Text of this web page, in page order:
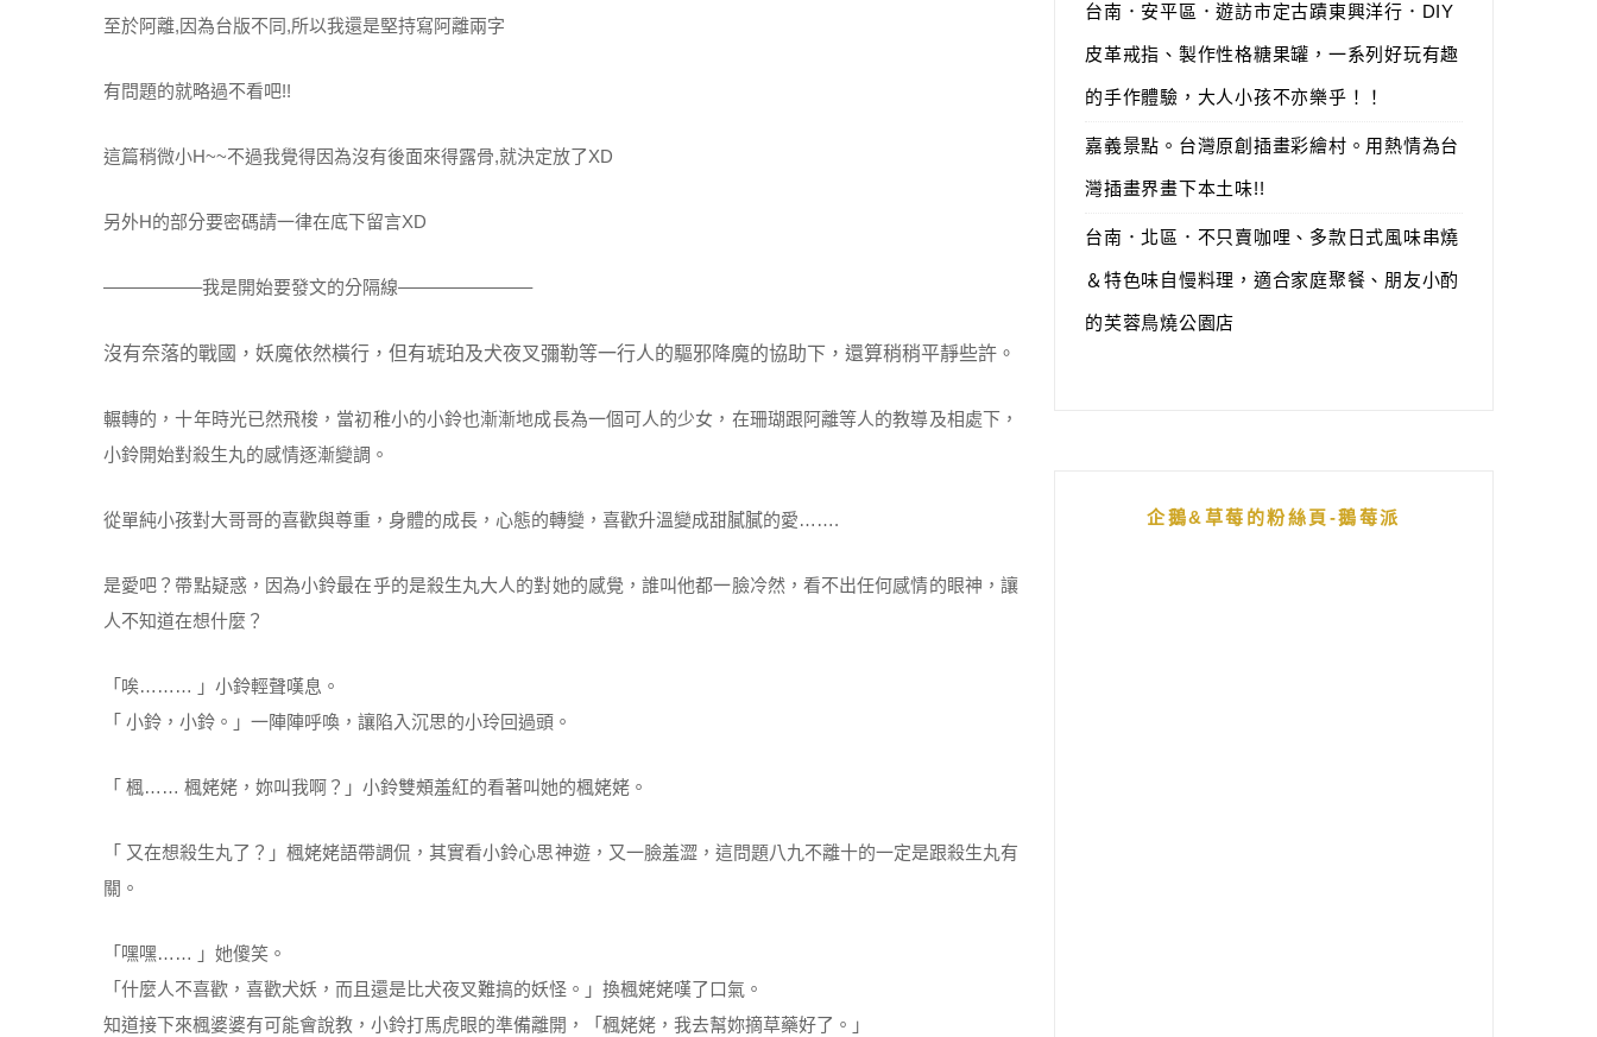
至於阿離,因為台版不同,所以我還是堅持寫阿離兩字
有問題的就略過不看吧!!
這篇稍微小H~~不過我覺得因為沒有後面來得露骨,就決定放了XD
另外H的部分要密碼請一律在底下留言XD
—————–我是開始要發文的分隔線———————–
沒有奈落的戰國，妖魔依然橫行，但有琥珀及犬夜叉彌勒等一行人的驅邪降魔的協助下，還算稍稍平靜些許。
輾轉的，十年時光已然飛梭，當初稚小的小鈴也漸漸地成長為一個可人的少女，在珊瑚跟阿離等人的教導及相處下，
小鈴開始對殺生丸的感情逐漸變調。
從單純小孩對大哥哥的喜歡與尊重，身體的成長，心態的轉變，喜歡升溫變成甜膩膩的愛…….
是愛吧？帶點疑惑，因為小鈴最在乎的是殺生丸大人的對她的感覺，誰叫他都一臉冷然，看不出任何感情的眼神，讓
人不知道在想什麼？
「唉……… 」小鈴輕聲嘆息。
「 小鈴，小鈴。」一陣陣呼喚，讓陷入沉思的小玲回過頭。
「 楓…… 楓姥姥，妳叫我啊？」小鈴雙頰羞紅的看著叫她的楓姥姥。
「 又在想殺生丸了？」楓姥姥語帶調侃，其實看小鈴心思神遊，又一臉羞澀，這問題八九不離十的一定是跟殺生丸有
關。
「嘿嘿…… 」她傻笑。
「什麼人不喜歡，喜歡犬妖，而且還是比犬夜叉難搞的妖怪。」換楓姥姥嘆了口氣。
知道接下來楓婆婆有可能會說教，小鈴打馬虎眼的準備離開，「楓姥姥，我去幫妳摘草藥好了。」
台南．安平區．遊訪市定古蹟東興洋行．DIY
皮革戒指、製作性格糖果罐，一系列好玩有趣
的手作體驗，大人小孩不亦樂乎！！
嘉義景點。台灣原創插畫彩繪村。用熱情為台
灣插畫界畫下本土味!!
台南．北區．不只賣咖哩、多款日式風味串燒
＆特色味自慢料理，適合家庭聚餐、朋友小酌
的芙蓉鳥燒公園店
企鵝&草莓的粉絲頁-鵝莓派